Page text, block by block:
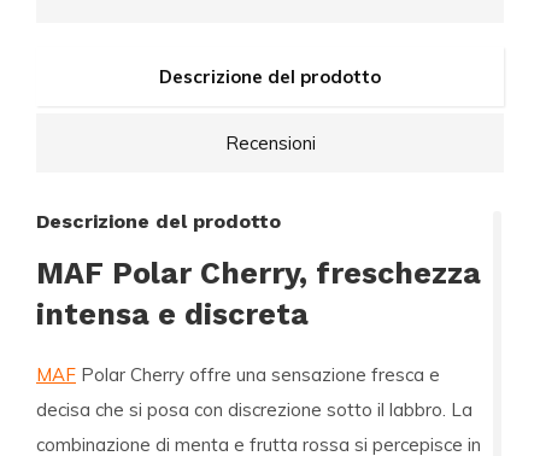
Descrizione del prodotto
Recensioni
Descrizione del prodotto
MAF Polar Cherry, freschezza
intensa e discreta
MAF Polar Cherry offre una sensazione fresca e
decisa che si posa con discrezione sotto il labbro. La
combinazione di menta e frutta rossa si percepisce in